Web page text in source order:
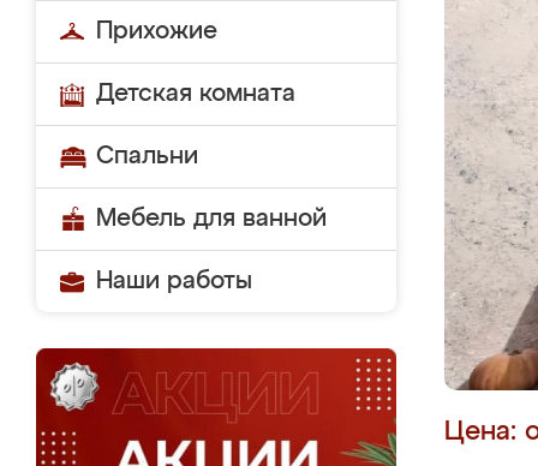
Прихожие
Детская комната
Спальни
Мебель для ванной
Наши работы
Цена: